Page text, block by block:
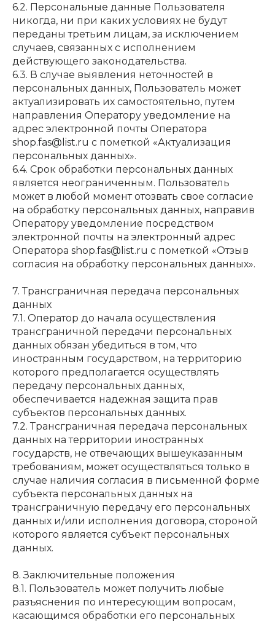
6.2. Персональные данные Пользователя
никогда, ни при каких условиях не будут
переданы третьим лицам, за исключением
случаев, связанных с исполнением
действующего законодательства.
6.3. В случае выявления неточностей в
персональных данных, Пользователь может
актуализировать их самостоятельно, путем
направления Оператору уведомление на
адрес электронной почты Оператора
shop.fas@list.ru с пометкой «Актуализация
персональных данных».
6.4. Срок обработки персональных данных
является неограниченным. Пользователь
может в любой момент отозвать свое согласие
на обработку персональных данных, направив
Оператору уведомление посредством
электронной почты на электронный адрес
Оператора shop.fas@list.ru с пометкой «Отзыв
согласия на обработку персональных данных».
7. Трансграничная передача персональных
данных
7.1. Оператор до начала осуществления
трансграничной передачи персональных
данных обязан убедиться в том, что
иностранным государством, на территорию
которого предполагается осуществлять
передачу персональных данных,
обеспечивается надежная защита прав
субъектов персональных данных.
7.2. Трансграничная передача персональных
данных на территории иностранных
государств, не отвечающих вышеуказанным
требованиям, может осуществляться только в
случае наличия согласия в письменной форме
субъекта персональных данных на
трансграничную передачу его персональных
данных и/или исполнения договора, стороной
которого является субъект персональных
данных.
8. Заключительные положения
8.1. Пользователь может получить любые
разъяснения по интересующим вопросам,
касающимся обработки его персональных